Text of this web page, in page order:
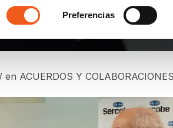
Preferencias
/ en ACUERDOS Y COLABORACIONES